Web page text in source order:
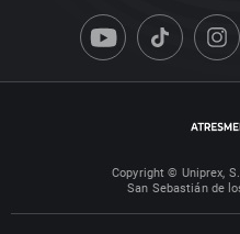
Copyright © Uniprex,
San Sebastián de